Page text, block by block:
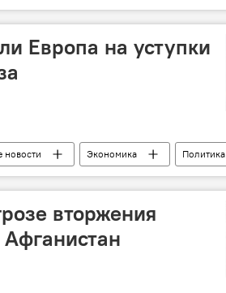
Европа на уступки
новости Экономика
Политика
Мир Аналитика
вторжения